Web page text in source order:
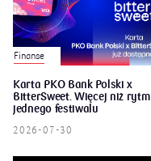
Finanse
Karta PKO Bank Polski x
BitterSweet. Więcej niż rytm
jednego festiwalu
2026-07-30